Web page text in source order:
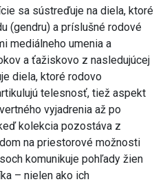
sa sústreďuje na diela, ktoré
(gendru) a príslušné rodové
mediálneho umenia a
a ťažiskovo z nasledujúcej
diela, ktoré rodovo
telesnosť, tiež aspekt
vyjadrenia až po
kolekcia pozostáva z
na priestorové možnosti
komunikuje pohľady žien
– nielen ako ich